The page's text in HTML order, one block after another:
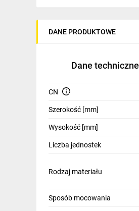
Elektromobilność
Wentylacja i rekuperacja
Wymiary:
Wysokość: 80 mm
DANE PRODUKTOWE
Dane techniczne
CN
Szerokość [mm]
Wysokość [mm]
Liczba jednostek
Rodzaj materiału
Sposób mocowania